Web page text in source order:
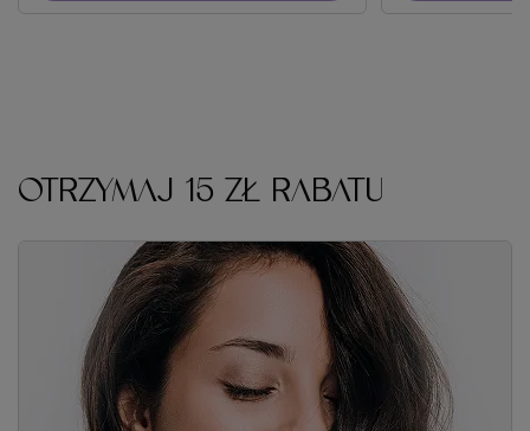
OTRZYMAJ 15 ZŁ RABATU